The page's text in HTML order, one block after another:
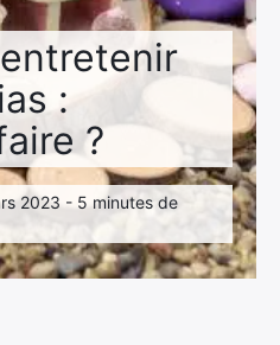
:
?
2023 - 5 minutes de